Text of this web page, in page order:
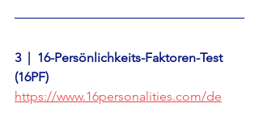
3  | 16-Persönlichkeits-Faktoren-Test
(16PF)
https://www.16personalities.com/de